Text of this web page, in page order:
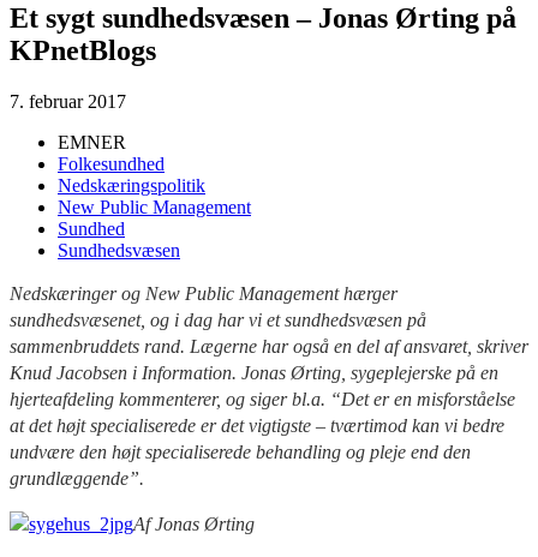
Et sygt sundhedsvæsen – Jonas Ørting på
KPnetBlogs
7. februar 2017
EMNER
Folkesundhed
Nedskæringspolitik
New Public Management
Sundhed
Sundhedsvæsen
Nedskæringer og New Public Management hærger
sundhedsvæsenet, og i dag har vi et sundhedsvæsen på
sammenbruddets rand. Lægerne har også en del af ansvaret, skriver
Knud Jacobsen i Information. Jonas Ørting, sygeplejerske på en
hjerteafdeling kommenterer, og siger bl.a. “Det er en misforståelse
at det højt specialiserede er det vigtigste – tværtimod kan vi bedre
undvære den højt specialiserede behandling og pleje end den
grundlæggende”.
Af Jonas Ørting